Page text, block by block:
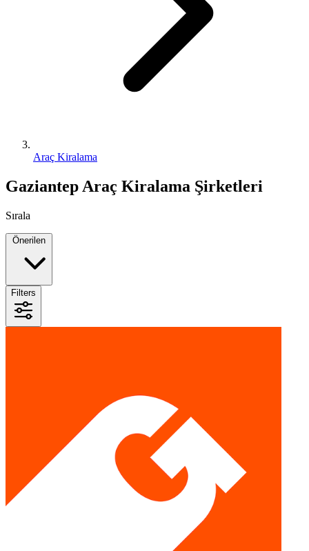
Araç Kiralama
Gaziantep Araç Kiralama Şirketleri
Sırala
Filters